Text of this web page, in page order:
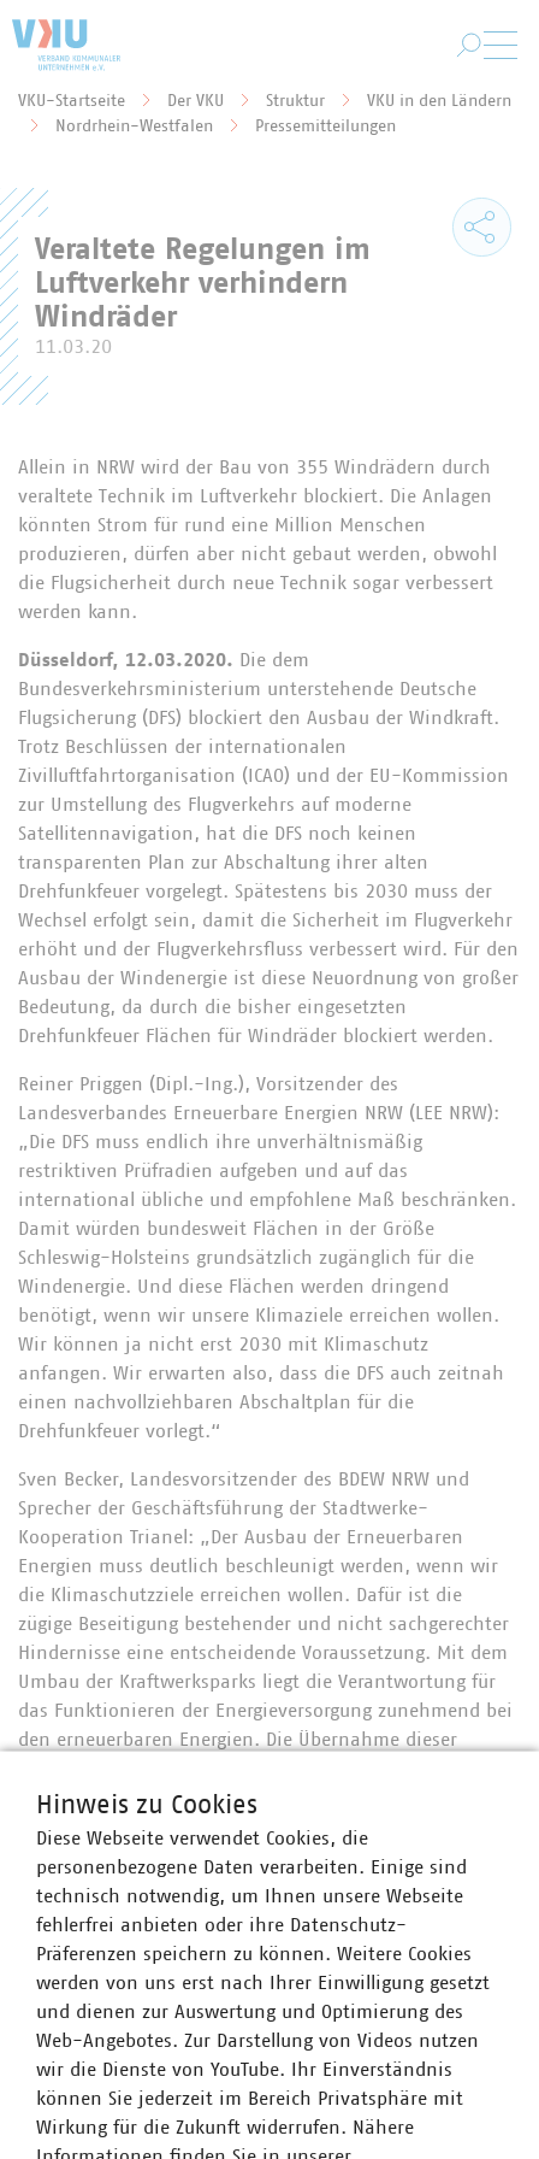
Sie befinden sich hier:
VKU-Startseite Der VKU Struktur
VKU in den Ländern
Nordrhein-Westfalen
Pressemitteilungen
Veraltete Regelungen im
Luftverkehr verhindern
Windräder
11.03.20
Allein in NRW wird der Bau von 355 Windrädern durch
veraltete Technik im Luftverkehr blockiert. Die Anlagen
könnten Strom für rund eine Million Menschen
produzieren, dürfen aber nicht gebaut werden, obwohl
die Flugsicherheit durch neue Technik sogar verbessert
werden kann.
Düsseldorf, 12.03.2020. Die dem
Bundesverkehrsministerium unterstehende Deutsche
Flugsicherung (DFS) blockiert den Ausbau der Windkraft.
Trotz Beschlüssen der internationalen
Zivilluftfahrtorganisation (ICAO) und der EU-Kommission
zur Umstellung des Flugverkehrs auf moderne
Satellitennavigation, hat die DFS noch keinen
transparenten Plan zur Abschaltung ihrer alten
Drehfunkfeuer vorgelegt. Spätestens bis 2030 muss der
Wechsel erfolgt sein, damit die Sicherheit im Flugverkehr
erhöht und der Flugverkehrsfluss verbessert wird. Für den
Ausbau der Windenergie ist diese Neuordnung von großer
Bedeutung, da durch die bisher eingesetzten
Drehfunkfeuer Flächen für Windräder blockiert werden.
Reiner Priggen (Dipl.-Ing.), Vorsitzender des
Landesverbandes Erneuerbare Energien NRW (LEE NRW):
„Die DFS muss endlich ihre unverhältnismäßig
restriktiven Prüfradien aufgeben und auf das
international übliche und empfohlene Maß beschränken.
Damit würden bundesweit Flächen in der Größe
Schleswig-Holsteins grundsätzlich zugänglich für die
Windenergie. Und diese Flächen werden dringend
benötigt, wenn wir unsere Klimaziele erreichen wollen.
Wir können ja nicht erst 2030 mit Klimaschutz
anfangen. Wir erwarten also, dass die DFS auch zeitnah
einen nachvollziehbaren Abschaltplan für die
Drehfunkfeuer vorlegt.“
Sven Becker, Landesvorsitzender des BDEW NRW und
Sprecher der Geschäftsführung der Stadtwerke-
Kooperation Trianel: „Der Ausbau der Erneuerbaren
Energien muss deutlich beschleunigt werden, wenn wir
die Klimaschutzziele erreichen wollen. Dafür ist die
zügige Beseitigung bestehender und nicht sachgerechter
Hindernisse eine entscheidende Voraussetzung. Mit dem
Umbau der Kraftwerksparks liegt die Verantwortung für
das Funktionieren der Energieversorgung zunehmend bei
den erneuerbaren Energien. Die Übernahme dieser
werden.“
Guntram Pehlke, Vorsitzender des Vorstandes der
Landesgruppe NRW des Verbandes kommunaler
Unternehmen e.V. (VKU) und Vorstandsvorsitzender der
DSW21 Dortmunder Stadtwerke AG: „Wenn die Klimaziele
erreicht und die Energiewende gelingen soll, muss der
Ausbau der Windenergie deutschlandweit und in NRW
zügig vorangebracht werden. Daher kommt es jetzt
darauf an, bestehende Hemmnisse für den
Windenergieausbau abzubauen und neue Hemmnisse zu
verhindern. So etwa würden pauschale
Abstandsregelungen für Windenergieanlagen zur
Hinweis zu Cookies
Diese Webseite verwendet Cookies, die
personenbezogene Daten verarbeiten. Einige sind
technisch notwendig, um Ihnen unsere Webseite
fehlerfrei anbieten oder ihre Datenschutz-
Präferenzen speichern zu können. Weitere Cookies
werden von uns erst nach Ihrer Einwilligung gesetzt
und dienen zur Auswertung und Optimierung des
Web-Angebotes. Zur Darstellung von Videos nutzen
wir die Dienste von YouTube. Ihr Einverständnis
können Sie jederzeit im Bereich Privatsphäre mit
Wirkung für die Zukunft widerrufen. Nähere